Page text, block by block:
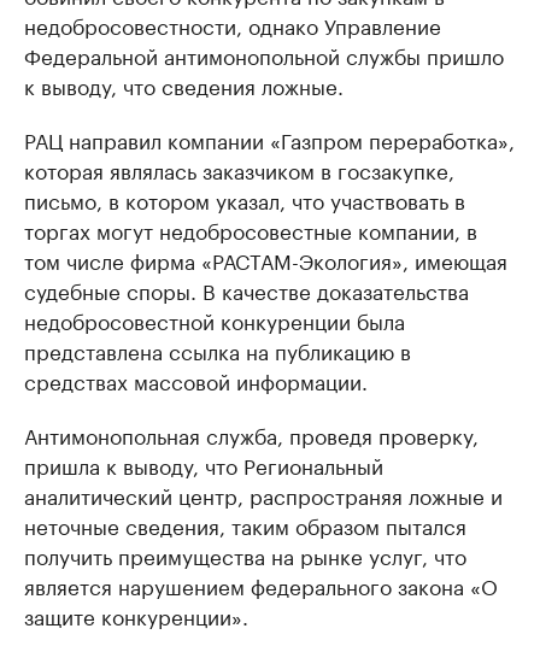
недобросовестности, однако Управление
Федеральной антимонопольной службы пришло
к выводу, что сведения ложные.
РАЦ направил компании «Газпром переработка»,
которая являлась заказчиком в госзакупке,
письмо, в котором указал, что участвовать в
торгах могут недобросовестные компании, в
том числе фирма «РАСТАМ-Экология», имеющая
судебные споры. В качестве доказательства
недобросовестной конкуренции была
представлена ссылка на публикацию в
средствах массовой информации.
Антимонопольная служба, проведя проверку,
пришла к выводу, что Региональный
аналитический центр, распространяя ложные и
неточные сведения, таким образом пытался
получить преимущества на рынке услуг, что
является нарушением федерального закона «О
защите конкуренции».